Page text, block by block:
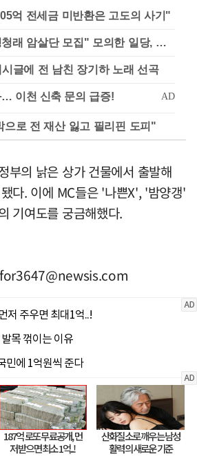
억 전세금 미반환은 고도의 사기"
오픈채팅방서 "정청래 암살단 모집" 모의한 일당, 불구속 송치
글에 전 남친 장기하 노래 선곡
으로 전 재산 잃고 필리핀 도피"
부의 낡은 상가 건물에서 출발해
다. 이에 MC들은 '나쁜X', '밤양갱'
기여도를 궁금해했다.
for3647@newsis.com